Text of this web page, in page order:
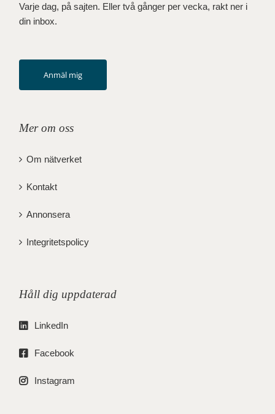
Varje dag, på sajten. Eller två gånger per vecka, rakt ner i
din inbox.
Anmäl mig
Mer om oss
Om nätverket
Kontakt
Annonsera
Integritetspolicy
Håll dig uppdaterad
LinkedIn
Facebook
Instagram